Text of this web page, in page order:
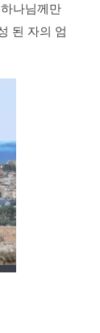
나님께만
된 자의 엄